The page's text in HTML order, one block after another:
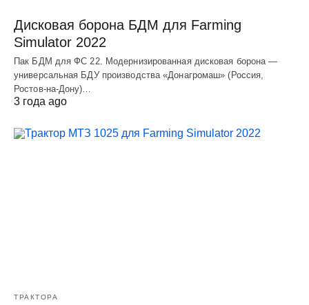
Дисковая борона БДМ для Farming
Simulator 2022
Пак БДМ для ФС 22. Модернизированная дисковая борона —
универсальная БДУ производства «Донагромаш» (Россия,
Ростов-на-Дону)…
3 года ago
ТРАКТОРА